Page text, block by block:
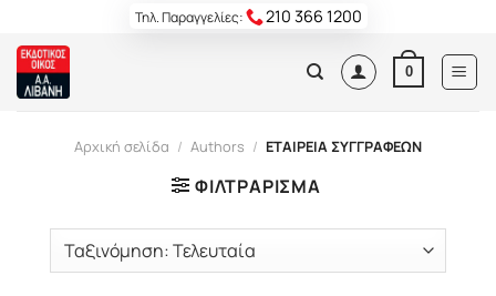
content
Τηλ. Παραγγελίες: 210 366 1200
0
Αρχική σελίδα / Authors / ΕΤΑΙΡΕΙΑ ΣΥΓΓΡΑΦΕΩΝ
ΦΙΛΤΡΆΡΙΣΜΑ